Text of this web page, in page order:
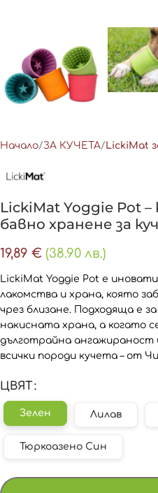
Начало ЗА КУЧЕТА LickiMat
LickiMat Yoggie Pot –
бавно хранене за
19,89 € (38.90 лв.)
LickiMat Yoggie Pot е
лакомства и храна, която
чрез близане. Подходяща е
накисната храна, а когато
дълготрайна ангажираност
всички породи кучета – от
ЦВЯТ
Зелен Лилав
Тюркоазено Син